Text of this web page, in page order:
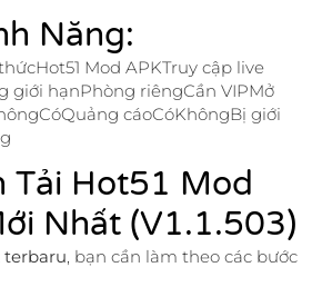
Năng:
Mod APKTruy cập live
giới hạnPhòng riêngCần VIPMở
cáoCóKhôngBị giới
Tải Hot51 Mod
Nhất (v1.1.503)
terbaru, bạn cần làm theo các bước